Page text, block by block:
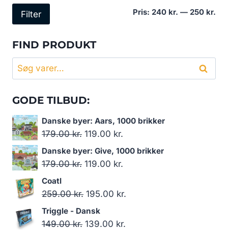
Filter Pris: 240 kr. — 250 kr.
FIND PRODUKT
Søg
efter:
Søg
GODE TILBUD:
Danske byer: Aars, 1000 brikker
179.00kr. Den
oprindelige
pris
179.00 kr..
119.00 kr.
aktuelle
Danske byer: Give, 1000 brikker
179.00kr. Den
pris
179.00 kr..
119.00 kr.
pris
Coatl
259.00kr. Den
oprindelige
pris
195.00 kr.
Triggle - Dansk
149.00kr. Den
139.00 kr.